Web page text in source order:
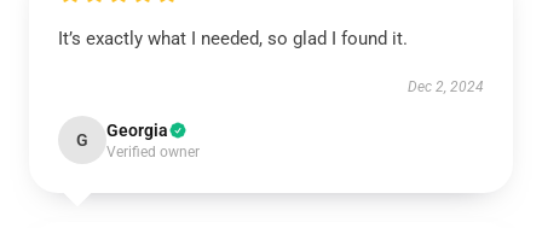
It’s exactly what I needed, so glad I found it.
Dec 2, 2024
G Georgia
Verified owner